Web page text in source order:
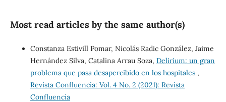
Most read articles by the same author(s)
Constanza Estivill Pomar, Nicolás Radic González, Jaime
Hernández Silva, Catalina Arrau Soza, Delirium: un gran
problema que pasa desapercibido en los hospitales ,
Revista Confluencia: Vol. 4 No. 2 (2021): Revista
Confluencia